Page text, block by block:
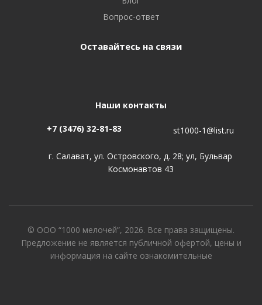
Вопрос-ответ
Оставайтесь на связи
Наши контакты
+7 (3476) 32-81-83 st1000-1@list.ru
г. Салават, ул. Островского, д. 28; ул, Бульвар
Космонавтов 43
© ООО “1000 мелочей”, 2026. Все права защищены.
Предложение не является публичной офертой, цены и
информация на сайте ознакомительные